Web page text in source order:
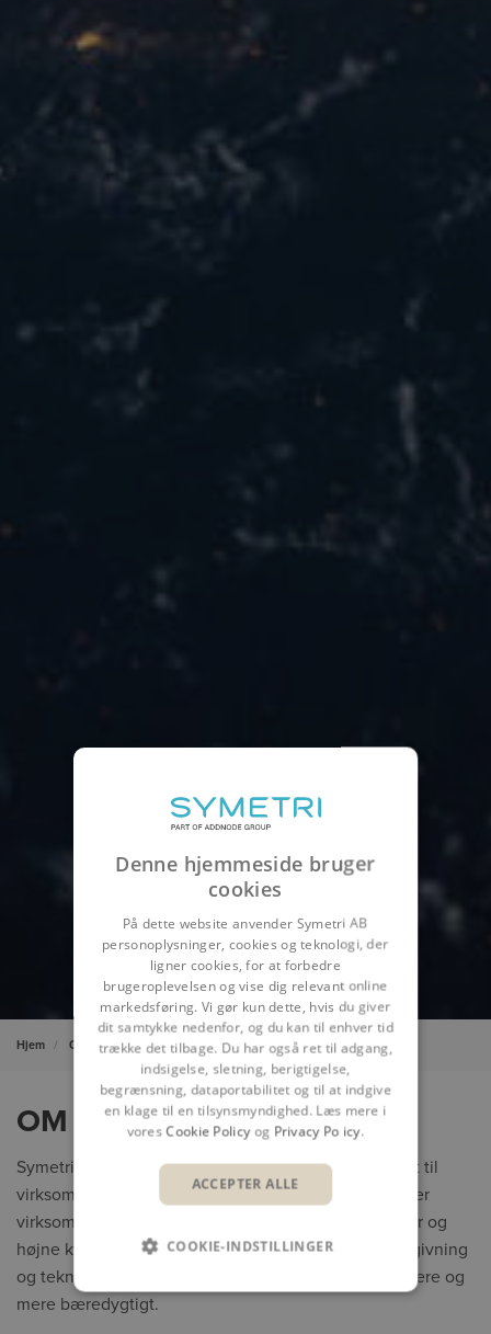
Hjem Om Symetri
OM SYMETRI
Symetri udvikler og leverer IT-løsninger samt support til
virksomheder indenfor byggeri- og industri. Vi hjælper
virksomheder med at optimere deres arbejdsmetoder og
højne kvaliteten af deres projekter ved at levere rådgivning
og teknologi, der gør dem i stand til at arbejde smartere og
mere bæredygtigt.
Denne hjemmeside bruger
cookies
På dette website anvender Symetri AB
personoplysninger, cookies og teknologi, der
ligner cookies, for at forbedre
brugeroplevelsen og vise dig relevant online
markedsføring. Vi gør kun dette, hvis du giver
dit samtykke nedenfor, og du kan til enhver tid
trække det tilbage. Du har også ret til adgang,
indsigelse, sletning, berigtigelse,
begrænsning, dataportabilitet og til at indgive
en klage til en tilsynsmyndighed. Læs mere i
voresCookie Policyog Privacy Policy.
ACCEPTER ALLE
COOKIE-INDSTILLINGER